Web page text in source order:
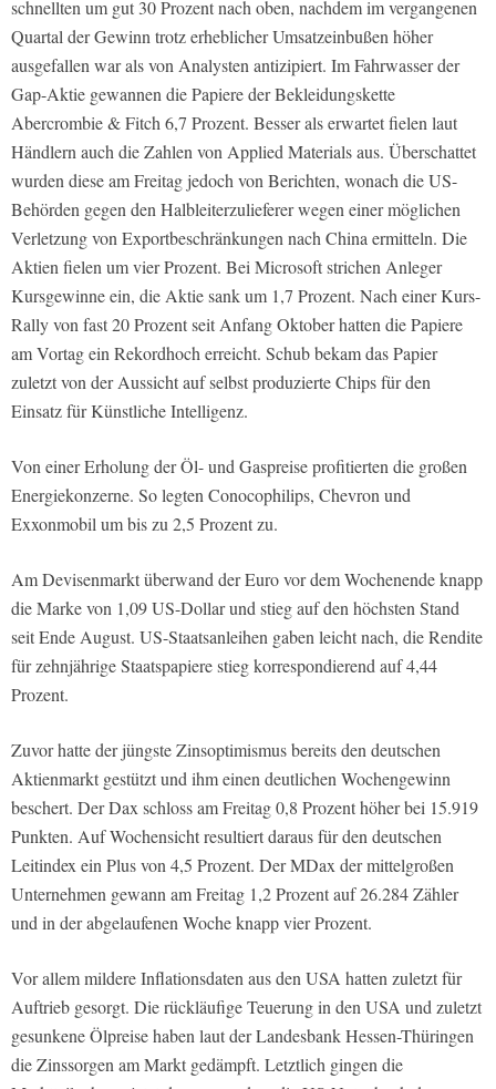
schnellten um gut 30 Prozent nach oben, nachdem im vergangenen
Quartal der Gewinn trotz erheblicher Umsatzeinbußen höher
ausgefallen war als von Analysten antizipiert. Im Fahrwasser der
Gap-Aktie gewannen die Papiere der Bekleidungskette
Abercrombie & Fitch 6,7 Prozent. Besser als erwartet fielen laut
Händlern auch die Zahlen von Applied Materials aus. Überschattet
wurden diese am Freitag jedoch von Berichten, wonach die US-
Behörden gegen den Halbleiterzulieferer wegen einer möglichen
Verletzung von Exportbeschränkungen nach China ermitteln. Die
Aktien fielen um vier Prozent. Bei Microsoft strichen Anleger
Kursgewinne ein, die Aktie sank um 1,7 Prozent. Nach einer Kurs-
Rally von fast 20 Prozent seit Anfang Oktober hatten die Papiere
am Vortag ein Rekordhoch erreicht. Schub bekam das Papier
zuletzt von der Aussicht auf selbst produzierte Chips für den
Einsatz für Künstliche Intelligenz.
Von einer Erholung der Öl- und Gaspreise profitierten die großen
Energiekonzerne. So legten Conocophilips, Chevron und
Exxonmobil um bis zu 2,5 Prozent zu.
Am Devisenmarkt überwand der Euro vor dem Wochenende knapp
die Marke von 1,09 US-Dollar und stieg auf den höchsten Stand
seit Ende August. US-Staatsanleihen gaben leicht nach, die Rendite
für zehnjährige Staatspapiere stieg korrespondierend auf 4,44
Prozent.
Zuvor hatte der jüngste Zinsoptimismus bereits den deutschen
Aktienmarkt gestützt und ihm einen deutlichen Wochengewinn
beschert. Der Dax schloss am Freitag 0,8 Prozent höher bei 15.919
Punkten. Auf Wochensicht resultiert daraus für den deutschen
Leitindex ein Plus von 4,5 Prozent. Der MDax der mittelgroßen
Unternehmen gewann am Freitag 1,2 Prozent auf 26.284 Zähler
und in der abgelaufenen Woche knapp vier Prozent.
Vor allem mildere Inflationsdaten aus den USA hatten zuletzt für
Auftrieb gesorgt. Die rückläufige Teuerung in den USA und zuletzt
gesunkene Ölpreise haben laut der Landesbank Hessen-Thüringen
die Zinssorgen am Markt gedämpft. Letztlich gingen die